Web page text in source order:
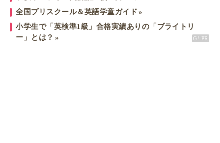
全国プリスクール＆英語学童ガイド
小学生で「英検準1級」合格実績ありの「ブライトリ
ー」とは？